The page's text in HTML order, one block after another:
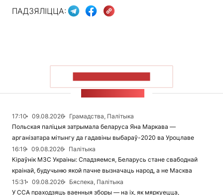
ПАДЗЯЛІЦЦА:
17:10 09.08.2026
Грамадства, Палітыка
Польская паліцыя затрымала беларуса Яна Маркава —
арганізатара мітынгу да гадавіны выбараў-2020 ва Уроцлаве
16:19
09.08.2026
Палітыка
Кіраўнік МЗС Украіны: Спадзяемся, Беларусь стане свабоднай
краінай, будучыню якой пачне вызначаць народ, а не Масква
15:31
09.08.2026
Бяспека, Палітыка
У ССА праходзяць ваенныя зборы — на іх, як мяркуецца,